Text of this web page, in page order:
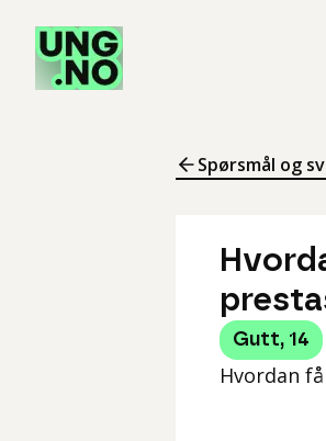
Spørsmål og
Gutt, 14
Hvordan